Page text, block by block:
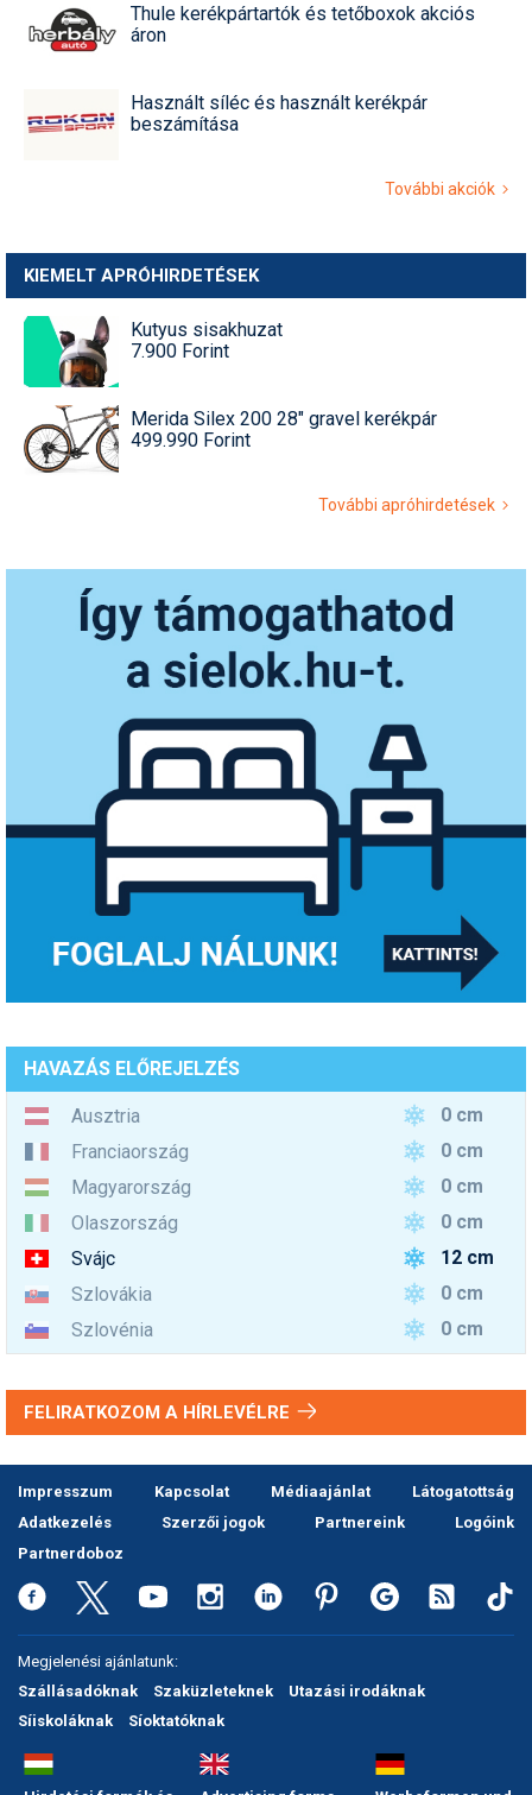
Thule kerékpártartók és tetőboxok akciós
áron
Használt síléc és használt kerékpár
beszámítása
További akciók
KIEMELT APRÓHIRDETÉSEK
Kutyus sisakhuzat
7.900 Forint
Merida Silex 200 28" gravel kerékpár
499.990 Forint
További apróhirdetések
HAVAZÁS ELŐREJELZÉS
Ausztria
0 cm
Franciaország
0 cm
Magyarország
0 cm
Olaszország
0 cm
Svájc
12 cm
Szlovákia
0 cm
Szlovénia
0 cm
FELIRATKOZOM A HÍRLEVÉLRE
Impresszum Kapcsolat Médiaajánlat
Látogatottság
Adatkezelés
Szerzői jogok Partnereink
Logóink
Partnerdoboz
Megjelenési ajánlatunk:
Szállásadóknak
Szaküzleteknek
Utazási irodáknak
Síiskoláknak
Síoktatóknak